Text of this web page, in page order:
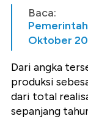
Baca:
Oktober
Dari angka
produksi
dari total
sepanjang